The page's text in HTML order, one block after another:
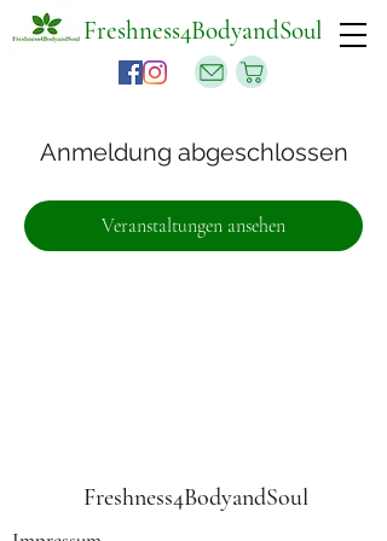
Freshness4BodyandSoul
Anmeldung abgeschlossen
Veranstaltungen ansehen
Freshness4BodyandSoul